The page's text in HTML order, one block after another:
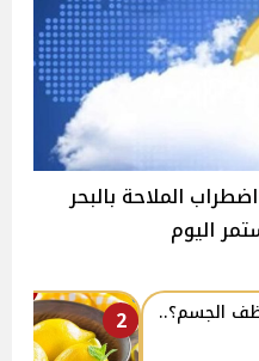
الملاحة بالبحر
اليوم
2
الجسم؟..